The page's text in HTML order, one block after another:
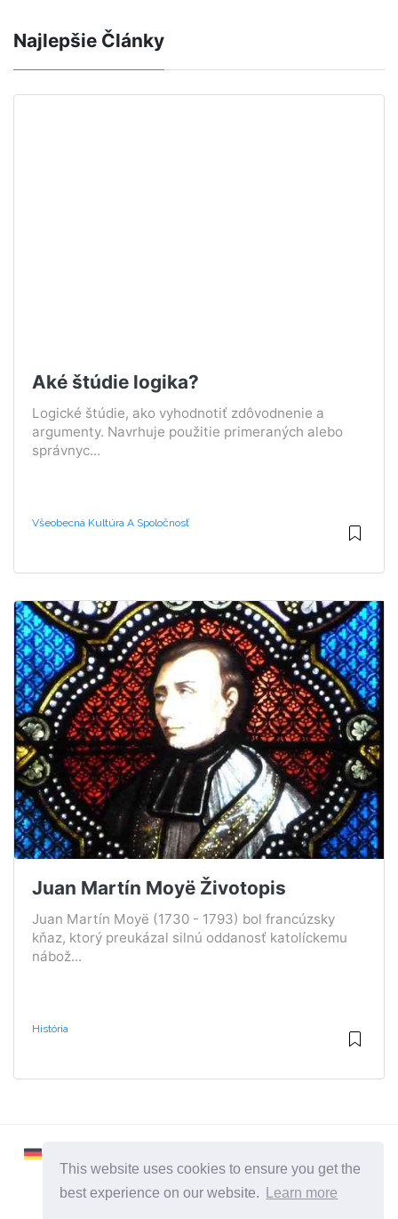
This website uses cookies to ensure you get the
best experience on our website.
Learn more
Najlepšie Články
Aké štúdie logika?
Logické štúdie, ako vyhodnotiť zdôvodnenie a
argumenty. Navrhuje použitie primeraných alebo
správnyc...
Všeobecná Kultúra A Spoločnosť
Juan Martín Moyë Životopis
Juan Martín Moyë (1730 - 1793) bol francúzsky
kňaz, ktorý preukázal silnú oddanosť katolíckemu
nábož...
História